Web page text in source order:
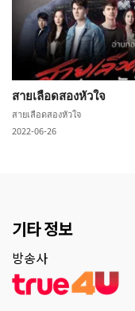
สายเลือดสองหัวใจ
สายเลือดสองหัวใจ
2022-06-26
기타 정보
방송사